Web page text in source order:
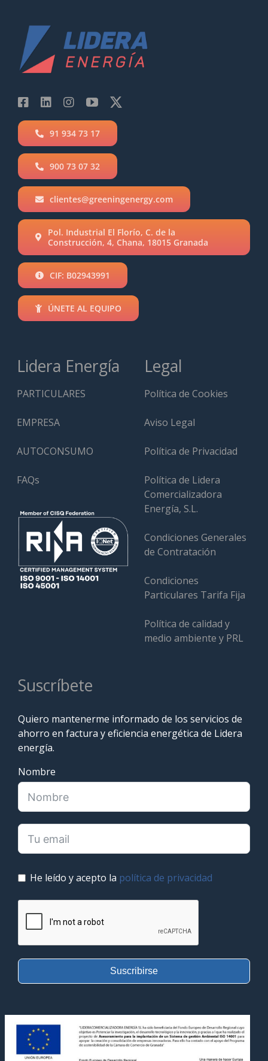
91 934 73 17
900 73 07 32
clientes@greeningenergy.com
Pol. Industrial El Florío, C. de la
Construcción, 4, Chana, 18015 Granada
CIF: B02943991
ÚNETE AL EQUIPO
Lidera Energía
PARTICULARES
EMPRESA
AUTOCONSUMO
FAQs
Legal
Política de Cookies
Aviso Legal
Política de Privacidad
Política de Lidera
Comercializadora
Energía, S.L.
Condiciones Generales
de Contratación
Condiciones
Particulares Tarifa Fija
Política de calidad y
medio ambiente y PRL
Suscríbete
Quiero mantenerme informado de los servicios de
ahorro en factura y eficiencia energética de Lidera
energía.
Nombre
He leído y acepto la política de privacidad
Suscribirse